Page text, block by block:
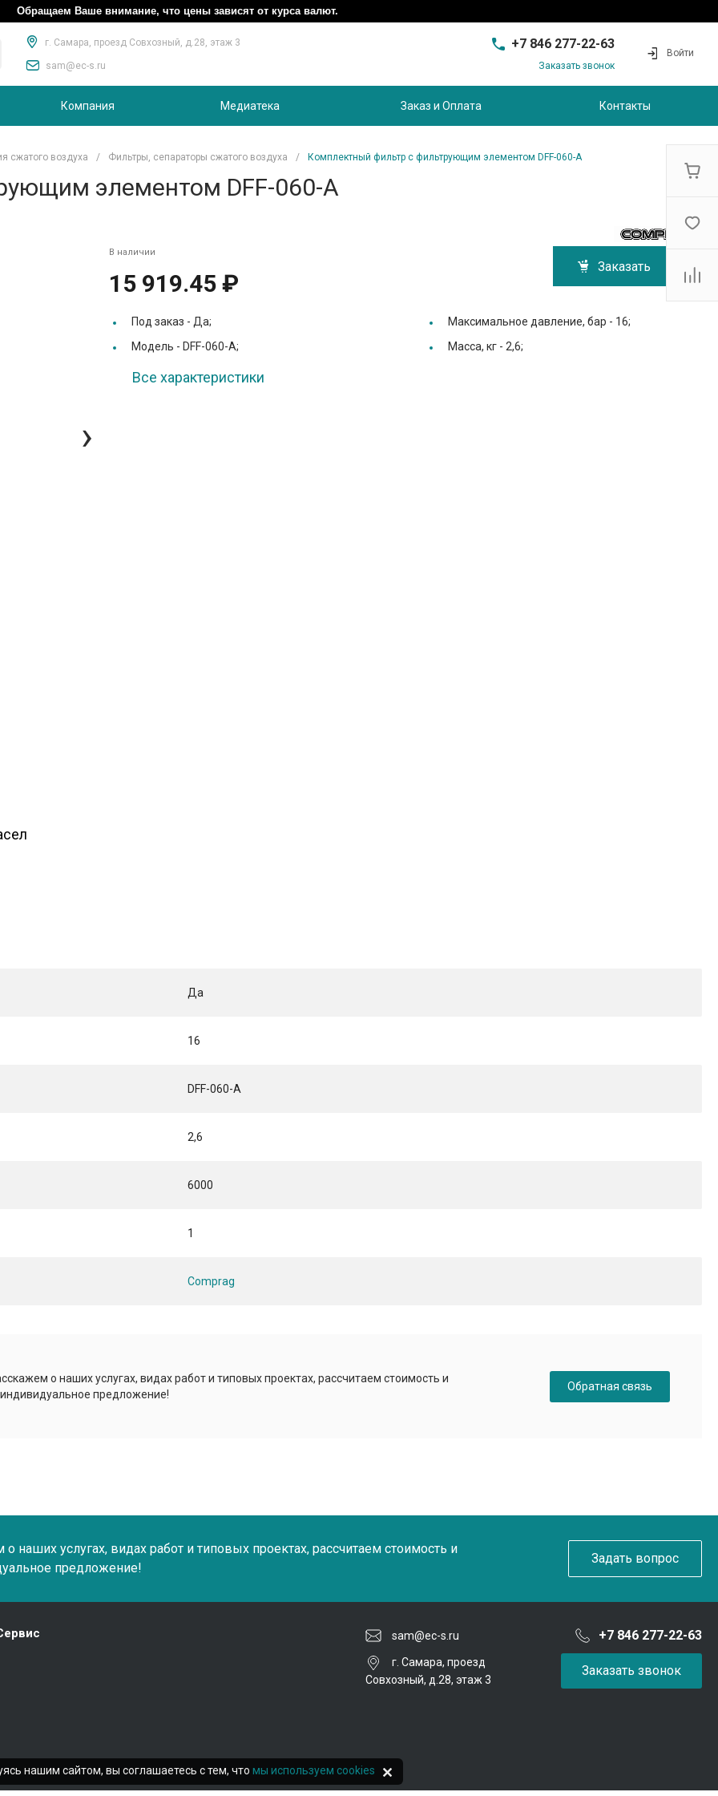
Обращаем Ваше внимание, что цены зависят от курса валют.
г. Самара, проезд Совхозный, д.28, этаж 3
sam@ec-s.ru
+7 846 277-22-63
+7 846 277-22-63
Совхозный, д.28, этаж 3
Заказать звонок
Войти
Компания Медиатека Заказ и Оплата Контакты
сжатого воздуха / Фильтры, сепараторы сжатого воздуха / Комплектный фильтр с фильтрующим элементом DFF-060-A
элементом DFF-060-A
›
В наличии
15 919.45 ₽
Заказать
Под заказ -Да; Максимальное давление, бар - 16;
Модель - DFF-060-A; Масса, кг -2,6;
Все характеристики
Да
16
DFF-060-A
2,6
6000
1
Comprag
о наших услугах, видах работ и типовых проектах, рассчитаем стоимость и
предложение!
Обратная связь
наших услугах, видах работ и типовых проектах, рассчитаем стоимость и
предложение!
Задать вопрос
sam@ec-s.ru +7 846 277-22-63
г. Самара, проезд
Совхозный, д.28, этаж 3
Заказать звонок
нашим сайтом, вы соглашаетесь с тем, что мы используем cookies